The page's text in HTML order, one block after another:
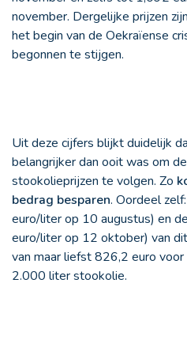
november. Dergelijke prijzen
het begin van de Oekraïense
begonnen te stijgen.
Uit deze cijfers blijkt duidelijk
belangrijker dan ooit was om
stookolieprijzen te volgen. Zo
bedrag besparen. Oordeel
euro/liter op 10 augustus) en
euro/liter op 12 oktober) van
van maar liefst 826,2 euro
2.000 liter stookolie.